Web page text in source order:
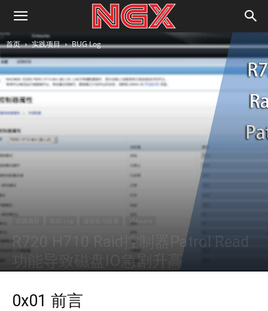
首页 实践项目 BUG Log
VMware
R720 H710 Raid控制器Patrol Read
功能导致磁盘IO急剧升高
0x01 前言